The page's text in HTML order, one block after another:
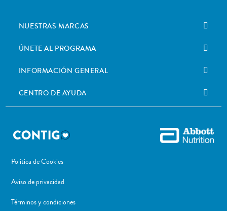
NUESTRAS MARCAS
ÚNETE AL PROGRAMA
INFORMACIÓN GENERAL
CENTRO DE AYUDA
Política de Cookies
Aviso de privacidad
Términos y condiciones